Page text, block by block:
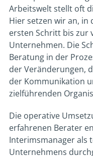
Arbeitswelt stellt oft
Hier setzen wir an, in
ersten Schritt bis zur
Unternehmen. Die
Beratung in der
der Veränderungen,
der Kommunikation
zielführenden
Die operative
erfahrenen Berater
Interimsmanager als
Unternehmens